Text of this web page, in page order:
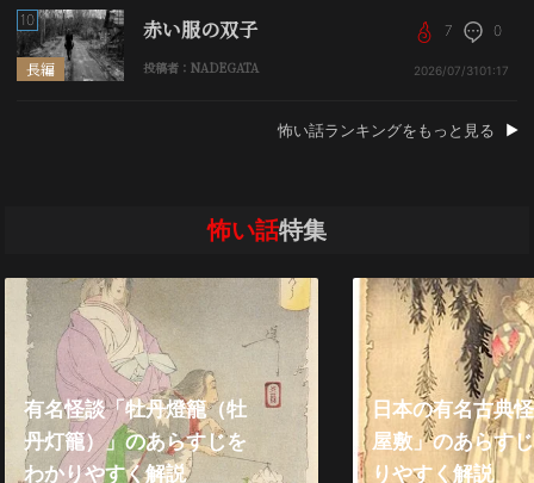
長編
10 赤い服の双子
投稿者：NADEGATA
7 0
2026/07/31 01:17
怖い話ランキングをもっと見る
怖い話特集
燈籠（牡
らすじを
説
日本の有名古典怪談「皿
屋敷」のあらすじをわか
りやすく解説